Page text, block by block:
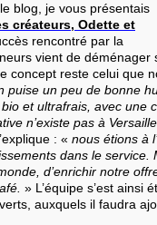
blog, je vous présentais
créateurs, Odette et
rencontré par la
vient de
concept reste celui que
puise un peu de bonne
et ultrafrais, avec une
n’existe pas à
: « nous étions à
dans le service.
d’enrichir notre
» L’équipe s’est ainsi
auxquels il faudra